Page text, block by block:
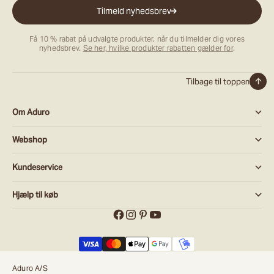
Tilmeld nyhedsbrev
Få 10 % rabat på udvalgte produkter, når du tilmelder dig vores
nyhedsbrev. Se her, hvilke produkter rabatten gælder for.
Om Aduro
Webshop
Kundeservice
Hjælp til køb
Tilbage til toppen
Aduro A/S